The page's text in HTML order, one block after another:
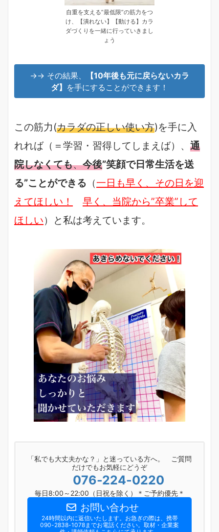
自重を支える”最低限”の筋力をつ
け、【潰れない】【動ける】カラ
ダづくりを一緒に行っていきまし
ょう
→→ その結果、
【10年後も元に戻らないカラ
ダ】 を手にすることができます！
この筋力(カラダの正しい使い方)を手に入
れれば（＝学習・習得してしまえば）、 通
院しなくても、今後”笑顔で日常生活を送
る”ことができる （一日も早く、その日を迎
えてほしい！
早く、当院から”卒業”して
ほしい）と私は考えています。
「私でも大丈夫かな？」と迷っている方へ。 ご質問
だけでもお気軽にどうぞ
076-224-0220
毎日8:00～22:00（日祝を除く）＊ご予約優先＊
お問い合わせ
24時間以内に返信いたします。お急ぎの際は、携帯
090-2838-1078までお電話ください。​取材・企業案